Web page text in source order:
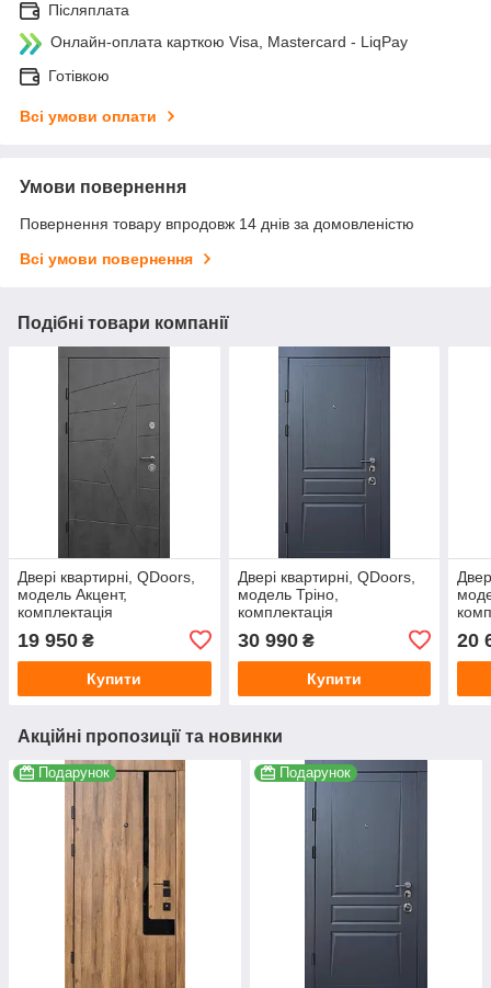
Післяплата
Онлайн-оплата карткою Visa, Mastercard - LiqPay
Готівкою
Всі умови оплати
Умови повернення
Повернення товару впродовж 14 днів за домовленістю
Всі умови повернення
Подібні товари компанії
Двері квартирні, QDoors,
модель Акцент,
комплектація
19 950 ₴
Купити
Двері квартирні, QDoors,
модель Тріно,
комплектація
MOTTURA
30 990₴
Купити
20
Акційні пропозиції та новинки
Подарунок Подарунок